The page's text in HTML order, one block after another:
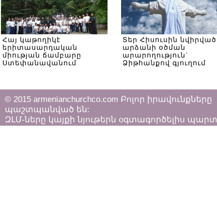
Հայ կաթողիկէ
երիտասարդական
միության ճամբարը
Ստեփանավանում
Տեր Հիսուսին նվիրված
արձանի օծման
արարողություն`
Ձիթհանքով գյուղում
© 2015 armenianchurchco.com Բոլոր իրավունքները
պաշտպանված են:
ԶԼՄ-ները կայքի նյութերն օգտագործելիս